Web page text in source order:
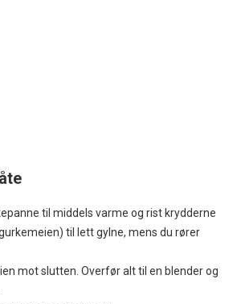
til middels varme og rist krydderne
til lett gylne, mens du rører
mot slutten. Overfør alt til en blender og